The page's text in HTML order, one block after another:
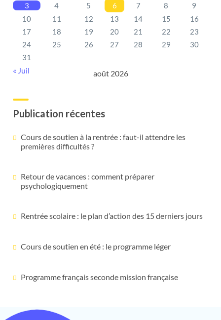
août 2026
3
4 5 6 7 8
9
10
11 12 13 14 15
16
17
18 19 20 21 22
23
24
25 26 27 28 29
30
31
« Juil
Publication récentes
Cours de soutien à la rentrée : faut-il attendre les
premières difficultés ?
Retour de vacances : comment préparer
psychologiquement
Rentrée scolaire : le plan d’action des 15 derniers jours
Cours de soutien en été : le programme léger
Programme français seconde mission française